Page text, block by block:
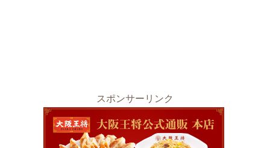
スポンサーリンク